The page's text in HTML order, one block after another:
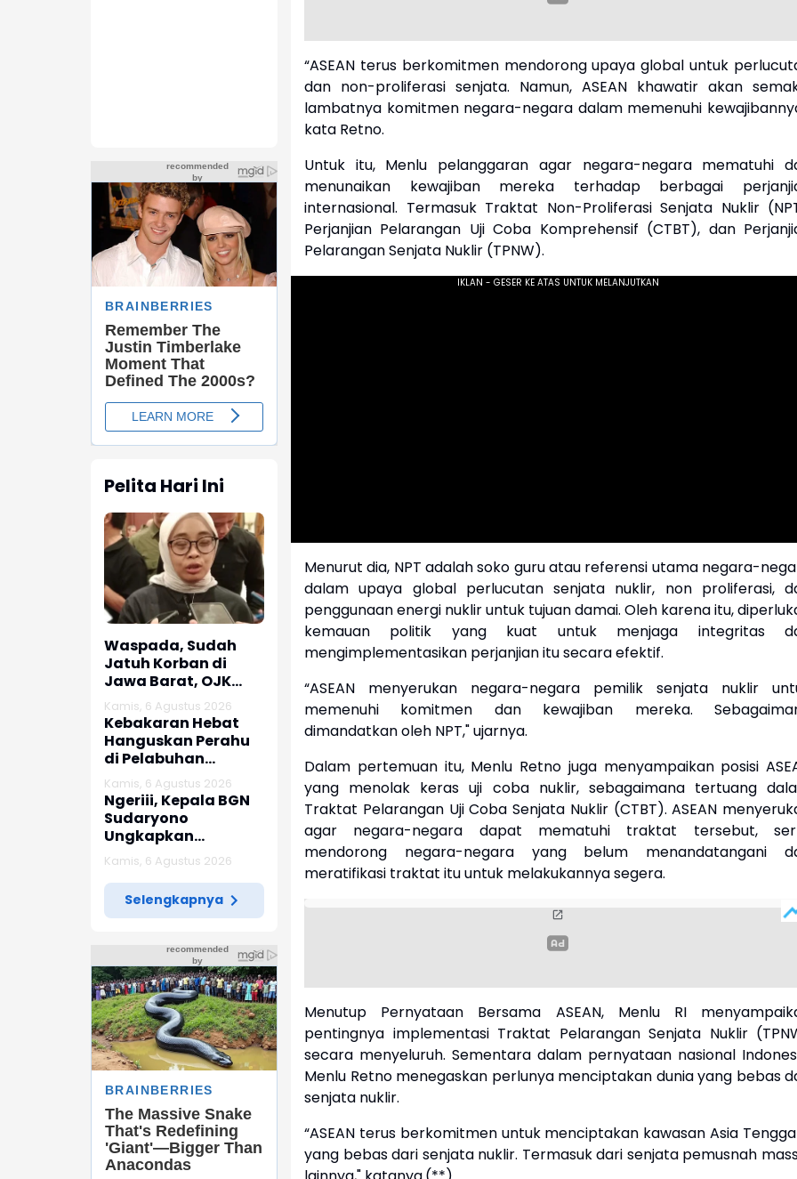
Pelita Hari Ini
Waspada, Sudah
Jatuh Korban di
Jawa Barat, OJK
dan Polisi Ungkap
Dugaan Penipuan
Modus Titip Limit
Paylater
Kamis, 6 Agustus 2026
Kebakaran Hebat
Hanguskan Perahu
di Pelabuhan
Karangsong
Indramayu
Kamis, 6 Agustus 2026
Ngeriii, Kepala BGN
Sudaryono
Ungkapkan
Diketemukan Ada 6
Juta Data Ganda
Siswa Penerima MBG
Kamis, 6 Agustus 2026
Selengkapnya
“ASEAN terus berkomitmen mendorong upaya global untuk
dan non-proliferasi senjata. Namun, ASEAN khawatir akan
lambatnya komitmen negara-negara dalam memenuhi
kata Retno.
Untuk itu, Menlu pelanggaran agar negara-negara mematuhi
menunaikan kewajiban mereka terhadap berbagai
internasional. Termasuk Traktat Non-Proliferasi Senjata Nuklir
Perjanjian Pelarangan Uji Coba Komprehensif (CTBT), dan
Pelarangan Senjata Nuklir (TPNW).
Menurut dia, NPT adalah soko guru atau referensi utama negara-
dalam upaya global perlucutan senjata nuklir, non proliferasi,
penggunaan energi nuklir untuk tujuan damai. Oleh karena itu,
kemauan politik yang kuat untuk menjaga integritas
mengimplementasikan perjanjian itu secara efektif.
“ASEAN menyerukan negara-negara pemilik senjata nuklir
memenuhi komitmen dan kewajiban mereka.
dimandatkan oleh NPT," ujarnya.
Dalam pertemuan itu, Menlu Retno juga menyampaikan posisi
yang menolak keras uji coba nuklir, sebagaimana tertuang
Traktat Pelarangan Uji Coba Senjata Nuklir (CTBT). ASEAN
agar negara-negara dapat mematuhi traktat tersebut,
mendorong negara-negara yang belum menandatangani
meratifikasi traktat itu untuk melakukannya segera.
Menutup Pernyataan Bersama ASEAN, Menlu RI
pentingnya implementasi Traktat Pelarangan Senjata Nuklir
secara menyeluruh. Sementara dalam pernyataan nasional
Menlu Retno menegaskan perlunya menciptakan dunia yang bebas
senjata nuklir.
“ASEAN terus berkomitmen untuk menciptakan kawasan Asia
yang bebas dari senjata nuklir. Termasuk dari senjata pemusnah